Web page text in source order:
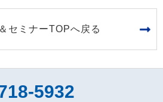
セミナーTOPへ戻る
5932